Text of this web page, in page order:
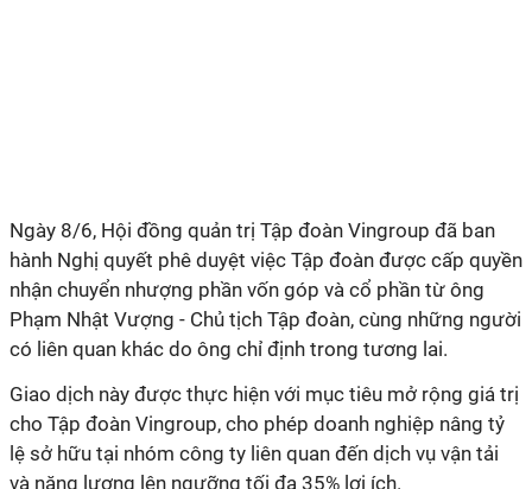
Ngày 8/6, Hội đồng quản trị Tập đoàn Vingroup đã ban
hành Nghị quyết phê duyệt việc Tập đoàn được cấp quyền
nhận chuyển nhượng phần vốn góp và cổ phần từ ông
Phạm Nhật Vượng - Chủ tịch Tập đoàn, cùng những người
có liên quan khác do ông chỉ định trong tương lai.
Giao dịch này được thực hiện với mục tiêu mở rộng giá trị
cho Tập đoàn Vingroup, cho phép doanh nghiệp nâng tỷ
lệ sở hữu tại nhóm công ty liên quan đến dịch vụ vận tải
và năng lượng lên ngưỡng tối đa 35% lợi ích.